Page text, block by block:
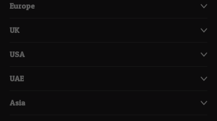
Europe
UK
USA
UAE
Asia